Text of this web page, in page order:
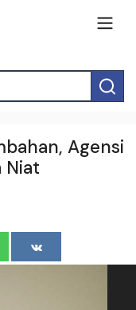
Agensi
Niat